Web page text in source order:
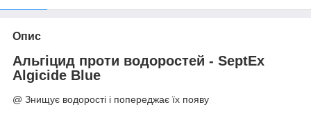
Опис
Альгіцид проти водоростей - SeptEx
Algicide Blue
@ Знищує водорості і попереджає їх появу